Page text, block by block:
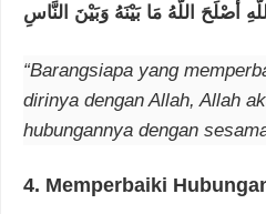
أَصْلَحَ اللَّهُ مَا بَيْنَهُ وَبَيْنَ النَّاسِ
“Barangsiapa yang
dirinya dengan Allah, Allah
hubungannya dengan
4. Memperbaiki